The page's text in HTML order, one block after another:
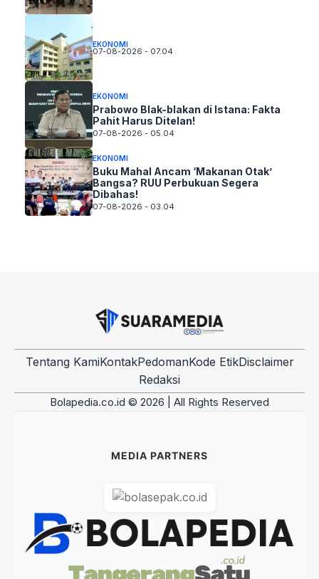
EKONOMI
07-08-2026 - 07.04
EKONOMI
Prabowo Blak-blakan di Istana: Fakta
Pahit Harus Ditelan!
07-08-2026 - 05.04
EKONOMI
Buku Mahal Ancam ‘Makanan Otak’
Bangsa? RUU Perbukuan Segera
Dibahas!
07-08-2026 - 03.04
Tentang KamiKontakPedomanKode EtikDisclaimer
Redaksi
Bolapedia.co.id © 2026 | All Rights Reserved
MEDIA PARTNERS